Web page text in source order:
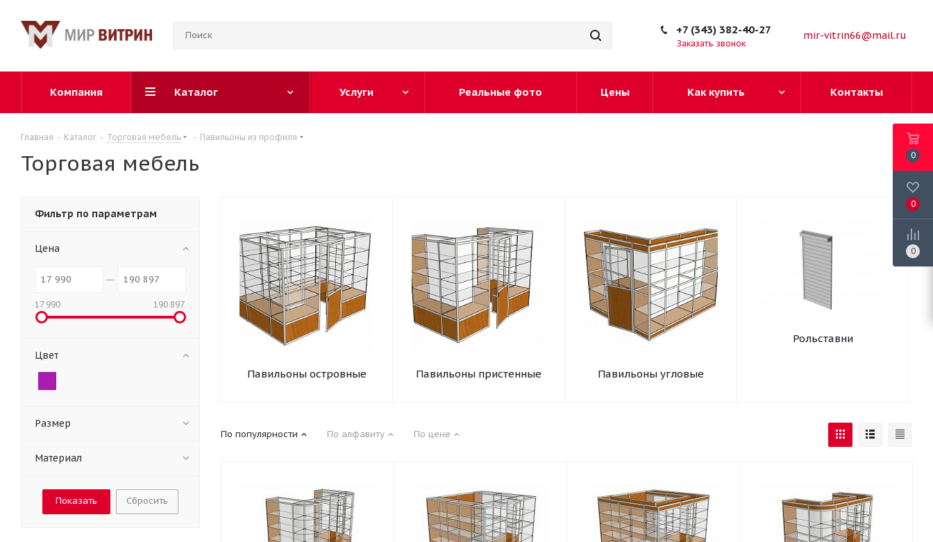
mir-vitrin66@mail.ru
+7 (343) 382-40-27
Заказать звонок
Компания Каталог Услуги Реальные фото Цены Как купить Контакты
Главная - Каталог - Торговая мебель - Павильоны из профиля
Торговая мебель
Павильоны островные Павильоны пристенные Павильоны угловые
Рольставни
По популярности По алфавиту По цене
Фильтр по параметрам
Цена
17 990 190 897
Цвет
Размер
Материал
Сбросить
0
0
0